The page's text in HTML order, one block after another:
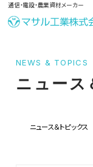
通信・電設・農業資材メーカー
NEWS & TOPICS
ニュース
ニュース＆トピックス